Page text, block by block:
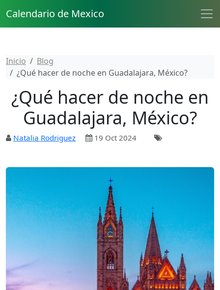
Calendario de Mexico
Inicio
Blog
¿Qué hacer de noche en Guadalajara, México?
¿Qué hacer de noche en
Guadalajara, México?
Natalia Rodriguez 19 Oct 2024